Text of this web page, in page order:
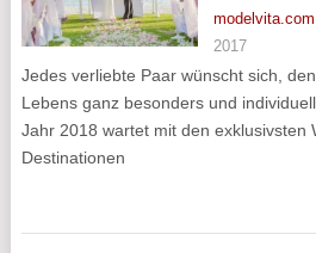
2017
Jedes verliebte Paar wünscht sich,
Lebens ganz besonders und
Jahr 2018 wartet mit den exklusivsten
Destinationen